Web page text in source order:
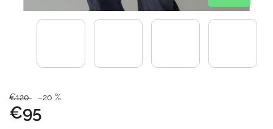
€120 –20 %
€95